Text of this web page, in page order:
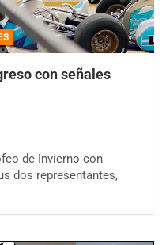
con señales
de Invierno con
dos representantes,